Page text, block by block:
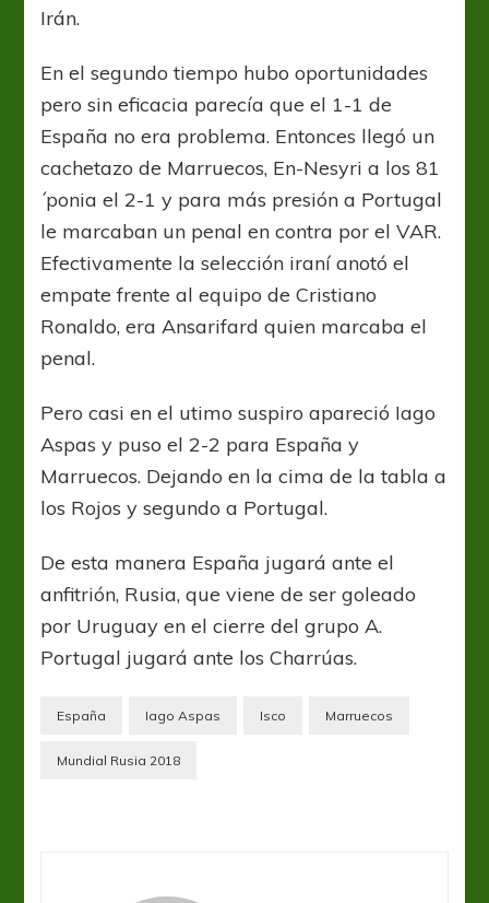
Irán.
En el segundo tiempo hubo oportunidades
pero sin eficacia parecía que el 1-1 de
España no era problema. Entonces llegó un
cachetazo de Marruecos, En-Nesyri a los 81
´ponia el 2-1 y para más presión a Portugal
le marcaban un penal en contra por el VAR.
Efectivamente la selección iraní anotó el
empate frente al equipo de Cristiano
Ronaldo, era Ansarifard quien marcaba el
penal.
Pero casi en el utimo suspiro apareció Iago
Aspas y puso el 2-2 para España y
Marruecos. Dejando en la cima de la tabla a
los Rojos y segundo a Portugal.
De esta manera España jugará ante el
anfitrión, Rusia, que viene de ser goleado
por Uruguay en el cierre del grupo A.
Portugal jugará ante los Charrúas.
España Iago Aspas Isco Marruecos
Mundial Rusia 2018